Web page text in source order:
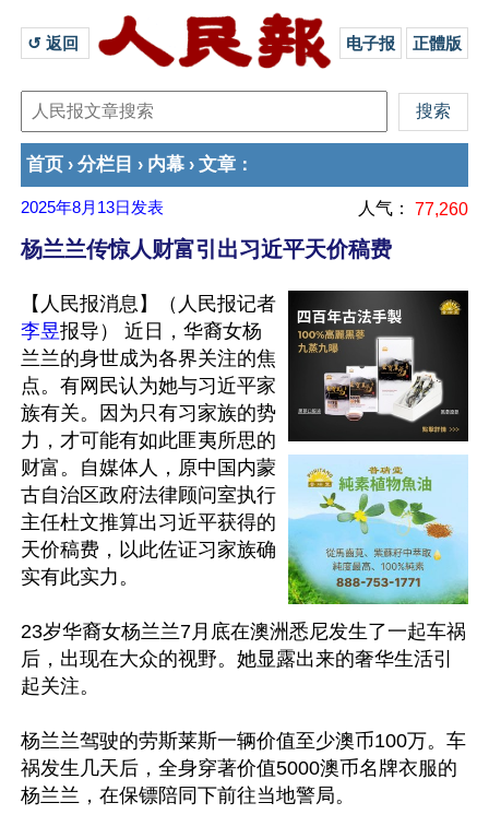
↺ 返回 电子报 正體版
首页 › 分栏目 › 内幕 › 文章 ：
2025年8月13日 发表 人气： 77,260
杨兰兰传惊人财富引出习近平天价稿费
【人民报消息】（人民报记者
李昱报导） 近日，华裔女杨
兰兰的身世成为各界关注的焦
点。有网民认为她与习近平家
族有关。因为只有习家族的势
力，才可能有如此匪夷所思的
财富。自媒体人，原中国内蒙
古自治区政府法律顾问室执行
主任杜文推算出习近平获得的
天价稿费，以此佐证习家族确
实有此实力。
23岁华裔女杨兰兰7月底在澳洲悉尼发生了一起车祸
后，出现在大众的视野。她显露出来的奢华生活引
起关注。
杨兰兰驾驶的劳斯莱斯一辆价值至少澳币100万。车
祸发生几天后，全身穿著价值5000澳币名牌衣服的
杨兰兰，在保镖陪同下前往当地警局。